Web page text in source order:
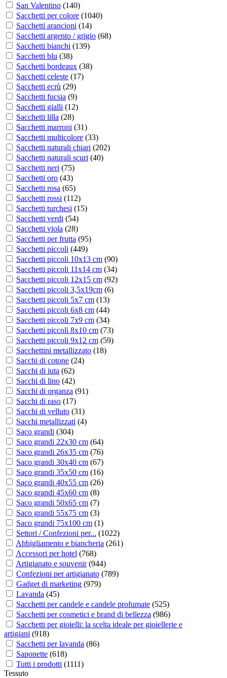
San Valentino (140)
Sacchetti per colore (1040)
Sacchetti arancioni (14)
Sacchetti argento / grigio (68)
Sacchetti bianchi (139)
Sacchetti blu (38)
Sacchetti bordeaux (38)
Sacchetti celeste (17)
Sacchetti ecrù (29)
Sacchetti fucsia (9)
Sacchetti gialli (12)
Sacchetti lilla (28)
Sacchetti marroni (31)
Sacchetti multicolore (33)
Sacchetti naturali chiari (202)
Sacchetti naturali scuri (40)
Sacchetti neri (75)
Sacchetti oro (43)
Sacchetti rosa (65)
Sacchetti rossi (112)
Sacchetti turchesi (15)
Sacchetti verdi (54)
Sacchetti viola (28)
Sacchetti per frutta (95)
Sacchetti piccoli (449)
Sacchetti piccoli 10x13 cm (90)
Sacchetti piccoli 11x14 cm (34)
Sacchetti piccoli 12x15 cm (92)
Sacchetti piccoli 3,5x19cm (6)
Sacchetti piccoli 5x7 cm (13)
Sacchetti piccoli 6x8 cm (44)
Sacchetti piccoli 7x9 cm (34)
Sacchetti piccoli 8x10 cm (73)
Sacchetti piccoli 9x12 cm (59)
Sacchettini metallizzato (18)
Sacchi di cotone (24)
Sacchi di iuta (62)
Sacchi di lino (42)
Sacchi di organza (91)
Sacchi di raso (17)
Sacchi di velluto (31)
Sacchi metallizzati (4)
Saco grandi (304)
Saco grandi 22x30 cm (64)
Saco grandi 26x35 cm (76)
Saco grandi 30x40 cm (67)
Saco grandi 35x50 cm (16)
Saco grandi 40x55 cm (26)
Saco grandi 45x60 cm (8)
Saco grandi 50x65 cm (7)
Saco grandi 55x75 cm (3)
Saco grandi 75x100 cm (1)
Settori / Confezioni per... (1022)
Abbigliamento e biancheria (261)
Accessori per hotel (768)
Artigianato e souvenir (944)
Confezioni per artigianato (789)
Gadget di marketing (979)
Lavanda (45)
Sacchetti per candele e candele profumate (525)
Sacchetti per cosmetici e brand di bellezza (986)
Sacchetti per gioielli: la scelta ideale per gioiellerie e
artigiani (918)
Sacchetti per lavanda (86)
Saponette (618)
Tutti i prodotti (1111)
Tessuto